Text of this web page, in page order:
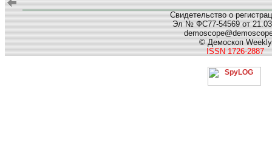
Свидетельство о
Эл № ФС77-54569 от
© Демоскоп Weekly
ISSN 1726-2887